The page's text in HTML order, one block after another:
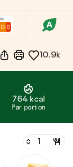
10.9k
764 kcal
Par portion